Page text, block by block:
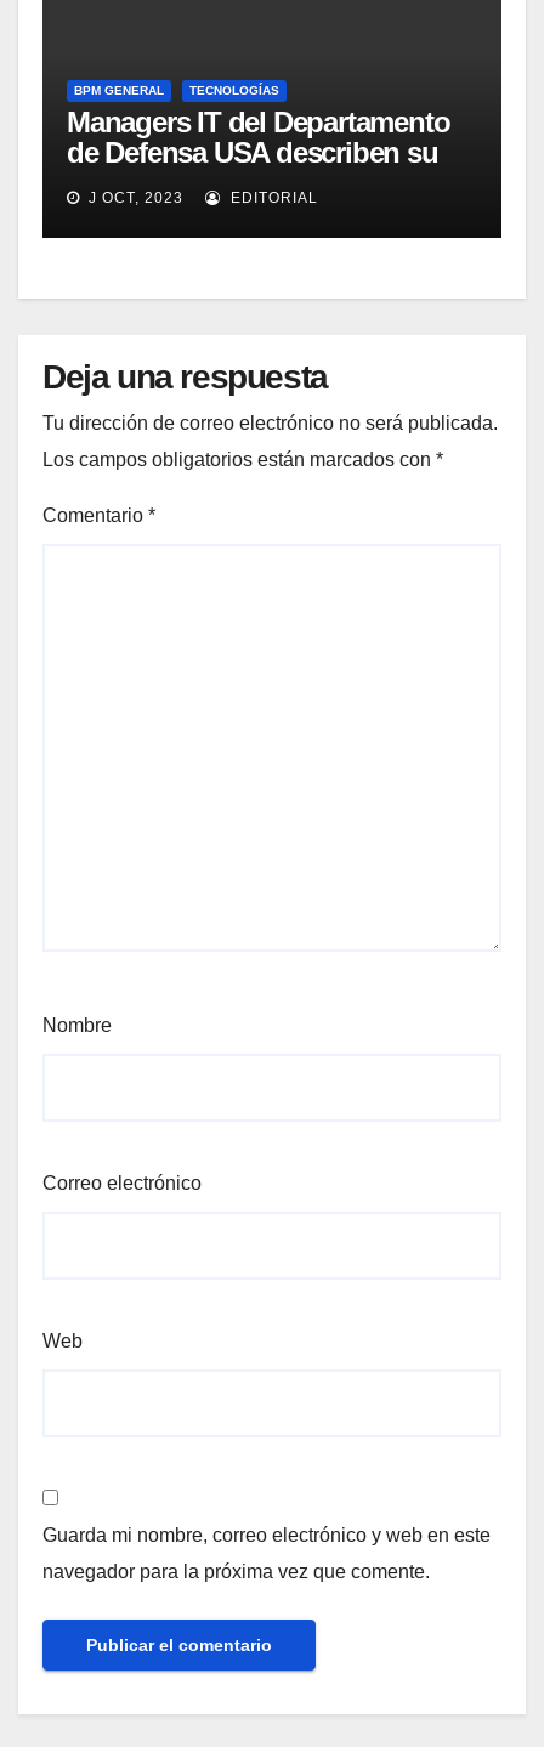
BPM GENERAL TECNOLOGÍAS
Managers IT del Departamento
de Defensa USA describen su
implementación SOA
J OCT, 2023 EDITORIAL
Deja una respuesta
Tu dirección de correo electrónico no será publicada.
Los campos obligatorios están marcados con *
Comentario *
Nombre
Correo electrónico
Web
Guarda mi nombre, correo electrónico y web en este
navegador para la próxima vez que comente.